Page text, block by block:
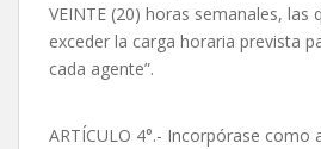
VEINTE (20) horas semanales, las
exceder la carga horaria prevista
cada agente”.
ARTÍCULO 4°.- Incorpórase como